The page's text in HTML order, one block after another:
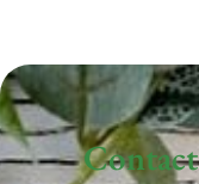
Contact